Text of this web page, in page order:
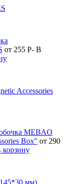
от 255 Р- В
Accessories
MEBAO
Box" от 290
корзину
мм)